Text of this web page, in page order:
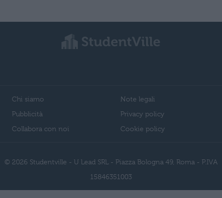
Chi siamo
Pubblicità
Collabora con noi
Note legali
Privacy policy
Cookie policy
© 2026 Studentville - U Lead SRL - Piazza Bologna 49, Roma - P.IVA
15846351003